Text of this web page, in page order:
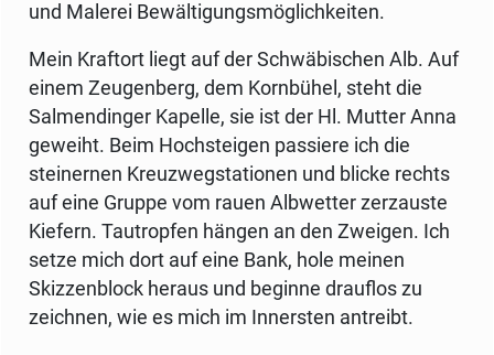
und Malerei Bewältigungsmöglichkeiten.
Mein Kraftort liegt auf der Schwäbischen Alb. Auf
einem Zeugenberg, dem Kornbühel, steht die
Salmendinger Kapelle, sie ist der Hl. Mutter Anna
geweiht. Beim Hochsteigen passiere ich die
steinernen Kreuzwegstationen und blicke rechts
auf eine Gruppe vom rauen Albwetter zerzauste
Kiefern. Tautropfen hängen an den Zweigen. Ich
setze mich dort auf eine Bank, hole meinen
Skizzenblock heraus und beginne drauflos zu
zeichnen, wie es mich im Innersten antreibt.